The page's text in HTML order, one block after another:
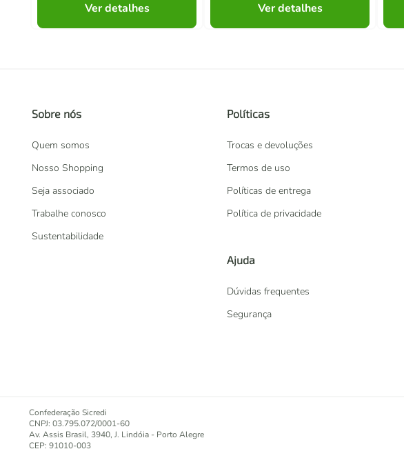
Ver detalhes Ver detalhes
Sobre nós
Quem somos
Nosso Shopping
Seja associado
Trabalhe conosco
Sustentabilidade
Políticas
Trocas e devoluções
Termos de uso
Políticas de entrega
Política de privacidade
Ajuda
Dúvidas frequentes
Segurança
Confederação Sicredi
CNPJ: 03.795.072/0001-60
Av. Assis Brasil, 3940, J. Lindóia - Porto Alegre
CEP: 91010-003